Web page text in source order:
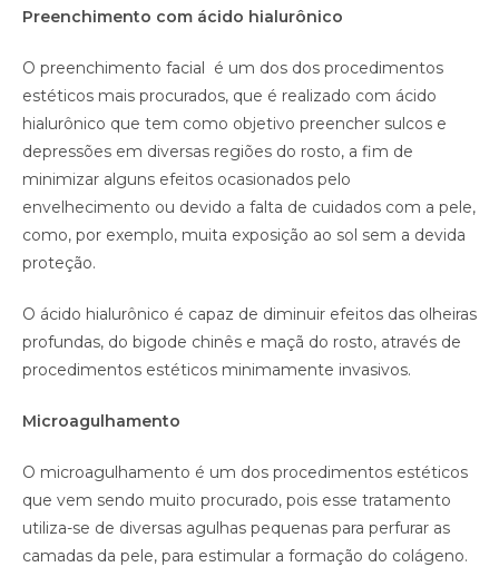
Preenchimento com ácido hialurônico
O preenchimento facial é um dos dos procedimentos
estéticos mais procurados, que é realizado com ácido
hialurônico que tem como objetivo preencher sulcos e
depressões em diversas regiões do rosto, a fim de
minimizar alguns efeitos ocasionados pelo
envelhecimento ou devido a falta de cuidados com a pele,
como, por exemplo, muita exposição ao sol sem a devida
proteção.
O ácido hialurônico é capaz de diminuir efeitos das olheiras
profundas, do bigode chinês e maçã do rosto, através de
procedimentos estéticos minimamente invasivos.
Microagulhamento
O microagulhamento é um dos procedimentos estéticos
que vem sendo muito procurado, pois esse tratamento
utiliza-se de diversas agulhas pequenas para perfurar as
camadas da pele, para estimular a formação do colágeno.